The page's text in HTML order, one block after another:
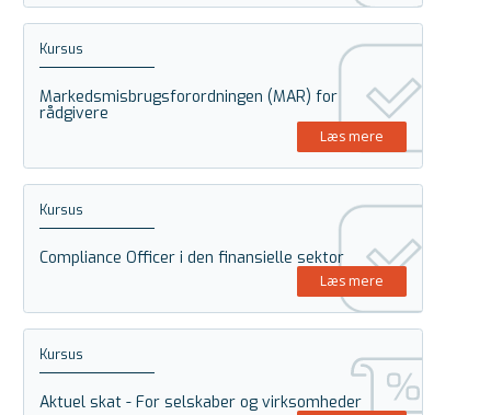
Kursus
Markedsmisbrugsforordningen (MAR) for
rådgivere
Læs mere
Kursus
Compliance Officer i den finansielle sektor
Læs mere
Kursus
Aktuel skat - For selskaber og virksomheder